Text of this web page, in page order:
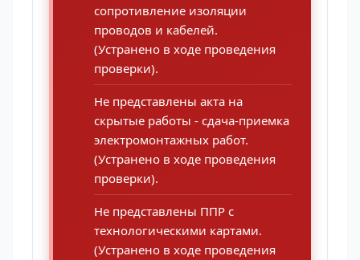
сопротивление изоляции
проводов и кабелей.
(Устранено в ходе проведения
проверки).
Не представлены акта на
скрытые работы - сдача-приемка
электромонтажных работ.
(Устранено в ходе проведения
проверки).
Не представлены ППР с
технологическими картами.
(Устранено в ходе проведения